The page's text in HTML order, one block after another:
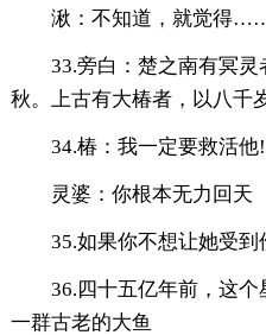
湫：不知道，就觉得
33.旁白：楚之南有冥
秋。上古有大椿者，以八千
34.椿：我一定要救活他!
灵婆：你根本无力回天
35.如果你不想让她受到
36.四十五亿年前，这
一群古老的大鱼